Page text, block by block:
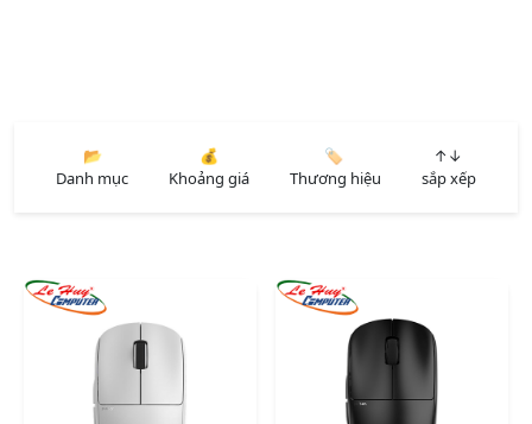
📂
Danh mục
💰
Khoảng giá
🏷️
Thương hiệu
↑↓
sắp xếp